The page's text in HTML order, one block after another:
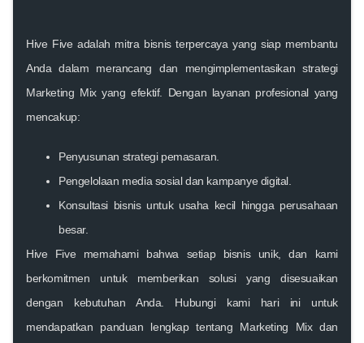
Hive Five adalah mitra bisnis terpercaya yang siap membantu
Anda dalam merancang dan mengimplementasikan strategi
Marketing Mix yang efektif. Dengan layanan profesional yang
mencakup:
Penyusunan strategi pemasaran.
Pengelolaan media sosial dan kampanye digital.
Konsultasi bisnis untuk usaha kecil hingga perusahaan
besar.
Hive Five memahami bahwa setiap bisnis unik, dan kami
berkomitmen untuk memberikan solusi yang disesuaikan
dengan kebutuhan Anda. Hubungi kami hari ini untuk
mendapatkan panduan lengkap tentang Marketing Mix dan